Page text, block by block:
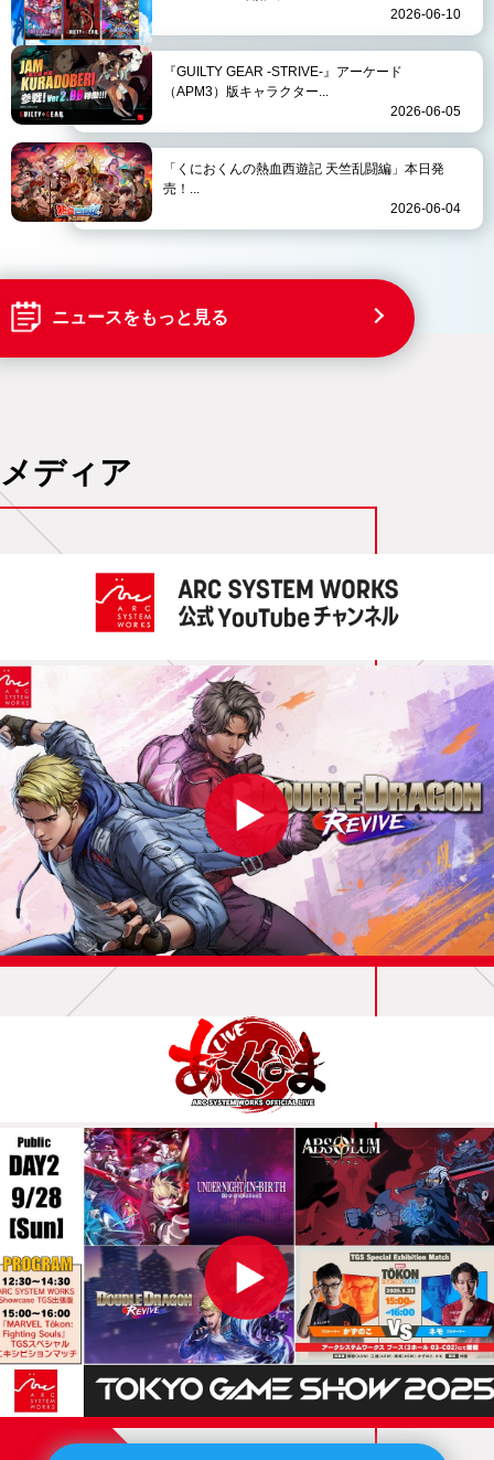
2026-06-10
『GUILTY GEAR -STRIVE-』アーケード
（APM3）版キャラクター...
2026-06-05
「くにおくんの熱血西遊記 天竺乱闘編」本日発
売！...
2026-06-04
ニュースをもっと見る
メディア